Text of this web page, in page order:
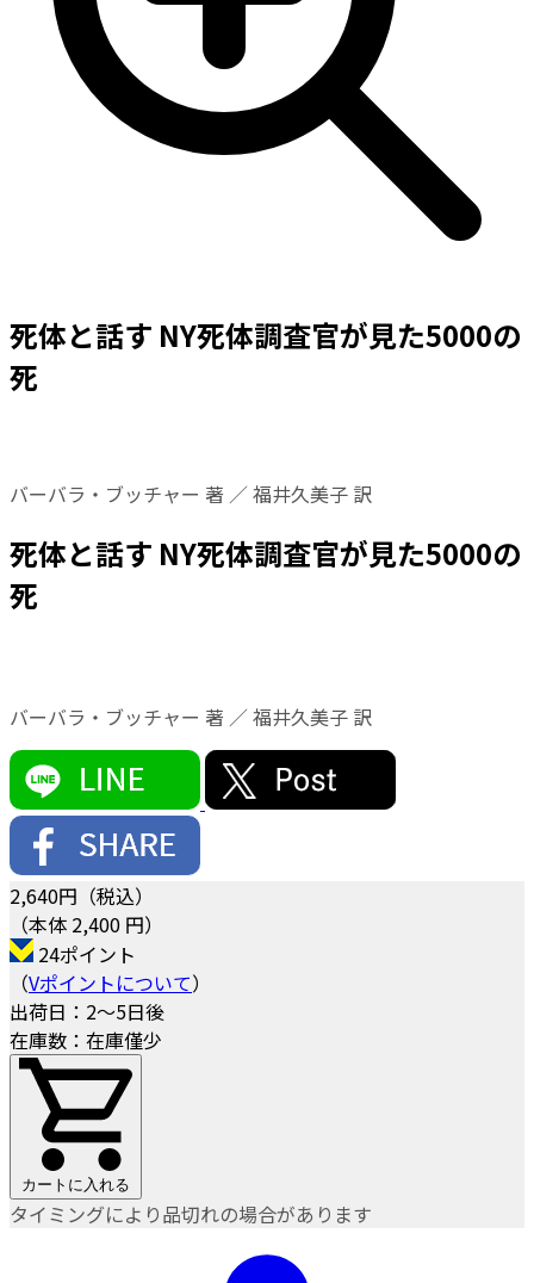
死体と話す NY死体調査官が見た5000の
死
バーバラ・ブッチャー 著 ／ 福井久美子 訳
死体と話す NY死体調査官が見た5000の
死
バーバラ・ブッチャー 著 ／ 福井久美子 訳
2,640円（税込）
（本体 2,400 円）
24ポイント
（Vポイントについて）
出荷日：2～5日後
在庫数：在庫僅少
カートに入れる
タイミングにより品切れの場合があります